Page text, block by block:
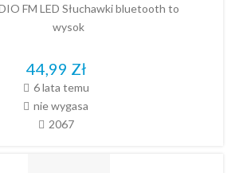
FM LED Słuchawki bluetooth to
wysok
44,99 Zł
6 lata temu
nie wygasa
2067